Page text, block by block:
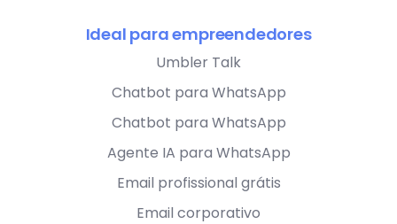
Ideal para empreendedores
Umbler Talk
Chatbot para WhatsApp
Chatbot para WhatsApp
Agente IA para WhatsApp
Email profissional grátis
Email corporativo